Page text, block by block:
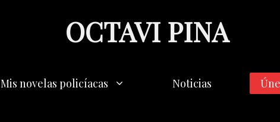
OCTAVI PINA
Mis novelas policíacas Noticias